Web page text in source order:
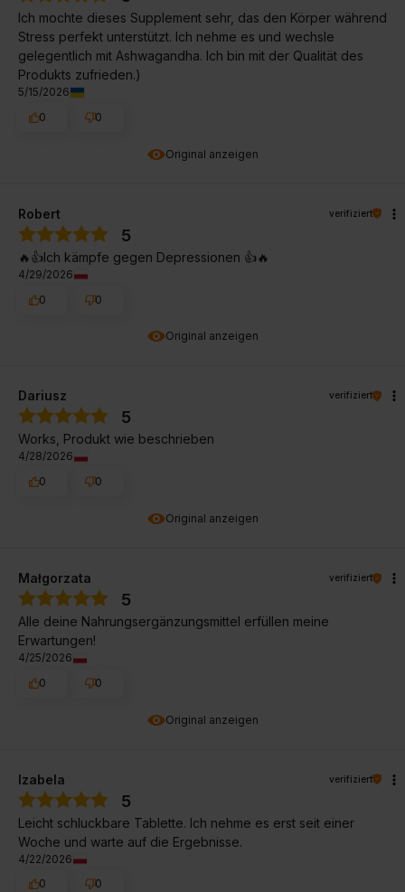
Original anzeigen
Ich mochte dieses Supplement sehr, das den Körper während
Stress perfekt unterstützt. Ich nehme es und wechsle
gelegentlich mit Ashwagandha. Ich bin mit der Qualität des
Produkts zufrieden.)
5/15/2026
0
0
Original anzeigen
Robert verifiziert
5
🔥👍️Ich kämpfe gegen Depressionen 👍️🔥
4/29/2026
0
0
Original anzeigen
Dariusz verifiziert
5
Works, Produkt wie beschrieben
4/28/2026
0
0
Original anzeigen
Małgorzata verifiziert
5
Alle deine Nahrungsergänzungsmittel erfüllen meine
Erwartungen!
4/25/2026
0
0
Izabela verifiziert
5
Leicht schluckbare Tablette. Ich nehme es erst seit einer
Woche und warte auf die Ergebnisse.
4/22/2026
0
0